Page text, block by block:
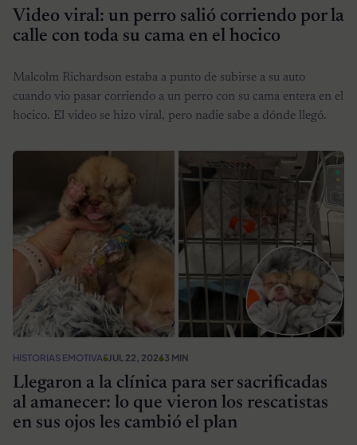
Video viral: un perro salió corriendo por la
calle con toda su cama en el hocico
Malcolm Richardson estaba a punto de subirse a su auto
cuando vio pasar corriendo a un perro con su cama entera en el
hocico. El video se hizo viral, pero nadie sabe a dónde llegó.
HISTORIAS EMOTIVASJUL 22, 20263 MIN
Llegaron a la clínica para ser sacrificadas
al amanecer: lo que vieron los rescatistas
en sus ojos les cambió el plan